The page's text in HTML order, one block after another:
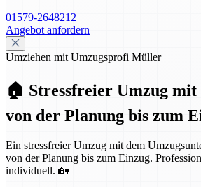
01579-2648212
Angebot anfordern
Umziehen mit Umzugsprofi Müller
🏠 Stressfreier Umzug
von der Planung bis zum
Ein stressfreier Umzug mit dem
von der Planung bis zum Einzug.
individuell. 🏡